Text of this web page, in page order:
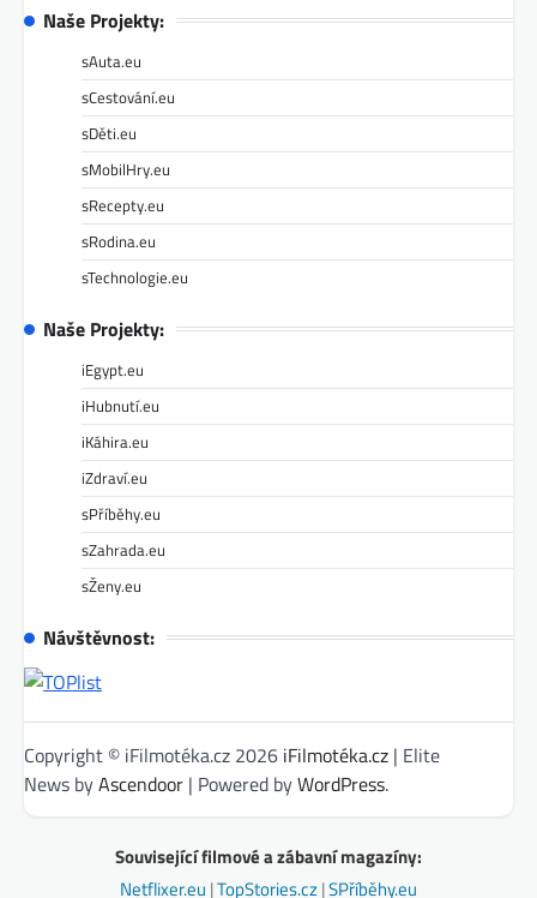
Naše Projekty:
sAuta.eu
sCestování.eu
sDěti.eu
sMobilHry.eu
sRecepty.eu
sRodina.eu
sTechnologie.eu
Naše Projekty:
iEgypt.eu
iHubnutí.eu
iKáhira.eu
iZdraví.eu
sPříběhy.eu
sZahrada.eu
sŽeny.eu
Návštěvnost:
Copyright © iFilmotéka.cz 2026 iFilmotéka.cz | Elite
News byAscendoor | Powered byWordPress.
Související filmové a zábavní magazíny:
Netflixer.eu |TopStories.cz|SPříběhy.eu